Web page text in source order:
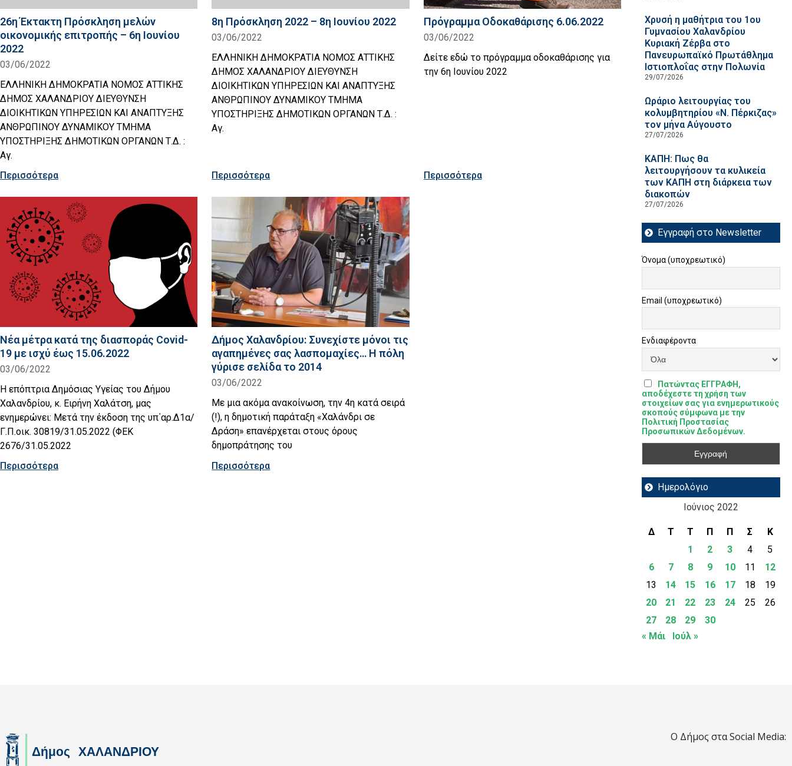
26η Έκτακτη Πρόσκληση μελών
οικονομικής επιτροπής – 6η Ιουνίου
2022
03/06/2022
ΕΛΛΗΝΙΚΗ ΔΗΜΟΚΡΑΤΙΑ ΝΟΜΟΣ ΑΤΤΙΚΗΣ
ΔΗΜΟΣ ΧΑΛΑΝΔΡΙΟΥ ΔΙΕΥΘΥΝΣΗ
ΔΙΟΙΚΗΤΙΚΩΝ ΥΠΗΡΕΣΙΩΝ ΚΑΙ ΑΝΑΠΤΥΞΗΣ
ΑΝΘΡΩΠΙΝΟΥ ΔΥΝΑΜΙΚΟΥ ΤΜΗΜΑ
ΥΠΟΣΤΗΡΙΞΗΣ ΔΗΜΟΤΙΚΩΝ ΟΡΓΑΝΩΝ Τ.Δ. :
Αγ.
Περισσότερα
8η Πρόσκληση 2022 – 8η Ιουνίου 2022
03/06/2022
ΕΛΛΗΝΙΚΗ ΔΗΜΟΚΡΑΤΙΑ ΝΟΜΟΣ ΑΤΤΙΚΗΣ
ΔΗΜΟΣ ΧΑΛΑΝΔΡΙΟΥ ΔΙΕΥΘΥΝΣΗ
ΔΙΟΙΚΗΤΙΚΩΝ ΥΠΗΡΕΣΙΩΝ ΚΑΙ ΑΝΑΠΤΥΞΗΣ
ΑΝΘΡΩΠΙΝΟΥ ΔΥΝΑΜΙΚΟΥ ΤΜΗΜΑ
ΥΠΟΣΤΗΡΙΞΗΣ ΔΗΜΟΤΙΚΩΝ ΟΡΓΑΝΩΝ Τ.Δ. :
Αγ.
Περισσότερα
Πρόγραμμα Οδοκαθάρισης 6.06.2022
03/06/2022
Δείτε εδώ το πρόγραμμα οδοκαθάρισης για
την 6η Ιουνίου 2022
Περισσότερα
Νέα μέτρα κατά της διασποράς Covid-
19 με ισχύ έως 15.06.2022
03/06/2022
Η επόπτρια Δημόσιας Υγείας του Δήμου
Χαλανδρίου, κ. Ειρήνη Χαλάτση, μας
ενημερώνει: Μετά την έκδοση της υπ΄αρ.Δ1α/
Γ.Π.οικ. 30819/31.05.2022 (ΦΕΚ
2676/31.05.2022
Περισσότερα
Δήμος Χαλανδρίου: Συνεχίστε μόνοι τις
αγαπημένες σας λασπομαχίες… Η πόλη
γύρισε σελίδα το 2014
03/06/2022
Με μια ακόμα ανακοίνωση, την 4η κατά σειρά
(!), η δημοτική παράταξη «Χαλάνδρι σε
Δράση» επανέρχεται στους όρους
δημοπράτησης του
Περισσότερα
Χρυσή η μαθήτρια του 1ου
Γυμνασίου Χαλανδρίου
Κυριακή Ζέρβα στο
Πανευρωπαϊκό Πρωτάθλημα
Ιστιοπλοΐας στην Πολωνία
29/07/2026
Ωράριο λειτουργίας του
κολυμβητηρίου «Ν. Πέρκιζας»
τον μήνα Αύγουστο
27/07/2026
ΚΑΠΗ: Πως θα
λειτουργήσουν τα κυλικεία
των ΚΑΠΗ στη διάρκεια των
διακοπών
27/07/2026
Εγγραφή στο Newsletter
Όνομα (υποχρεωτικό)
Email (υποχρεωτικό)
Ενδιαφέροντα
Πατώντας ΕΓΓΡΑΦΗ,
αποδέχεστε τη χρήση των
στοιχείων σας για ενημερωτικούς
σκοπούς σύμφωνα με την
Πολιτική Προστασίας
Προσωπικών Δεδομένων.
Ημερολόγιο
Ιούνιος 2022
Δ Τ Τ Π Π Σ
Κ
1
2 3 4
5
6
7 8 9 10 11
12
13
14 15 16 17 18
19
20
21 22 23 24 25
26
27
28 29
30
« Μάι
Ιούλ »
Ο Δήμος στα Social Media: